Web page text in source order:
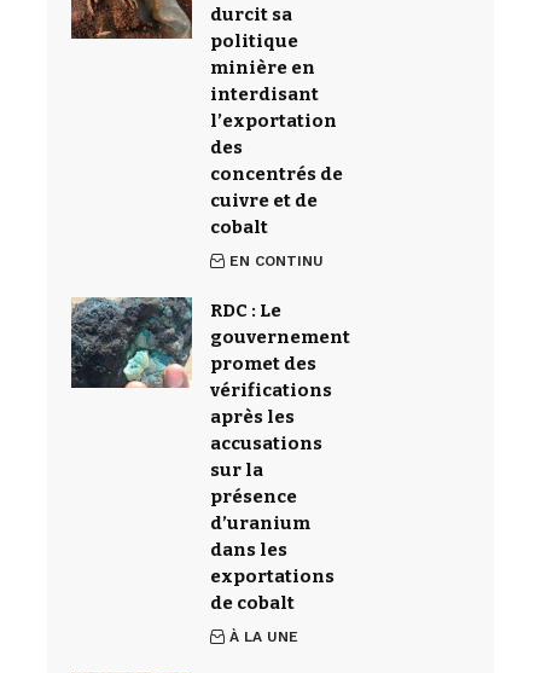
durcit sa
politique
minière en
interdisant
l’exportation
des
concentrés de
cuivre et de
cobalt
EN CONTINU
RDC : Le
gouvernement
promet des
vérifications
après les
accusations
sur la
présence
d’uranium
dans les
exportations
de cobalt
À LA UNE